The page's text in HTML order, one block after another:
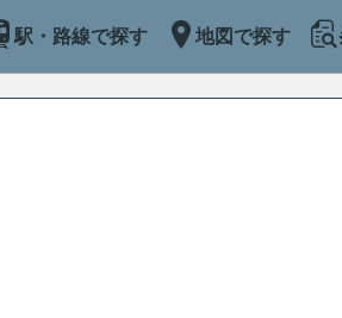
駅・路線で探す 地図で探す